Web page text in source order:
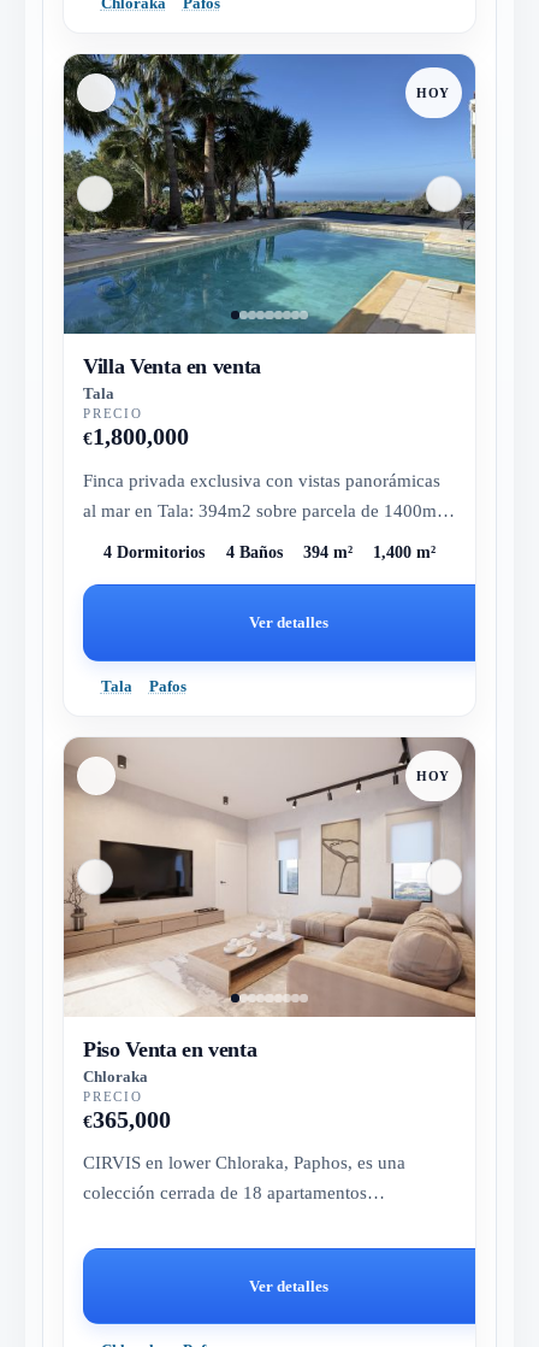
HOY
Villa Venta en venta
Tala
PRECIO
€1,800,000
Finca privada exclusiva con vistas panorámicas
al mar en Tala: 394m2 sobre parcela de 1400m2
4 Dormitorios 4 Baños 394 m² 1,400 m²
Ver detalles
Tala Pafos
HOY
Piso Venta en venta
Chloraka
PRECIO
€365,000
CIRVIS en lower Chloraka, Paphos, es una
colección cerrada de 18 apartamentos
Ver detalles